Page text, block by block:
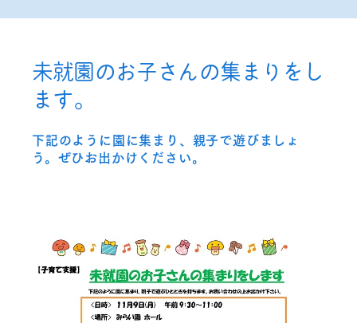
未就園のお子さんの集まりをし
ます。
下記のように園に集まり、親子で遊びましょ
う。ぜひお出かけください。